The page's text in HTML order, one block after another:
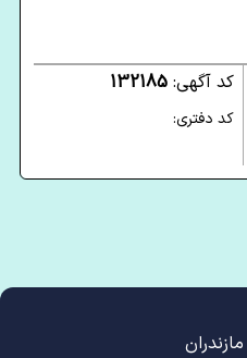
کد آگهی: 132185
کد دفتری: